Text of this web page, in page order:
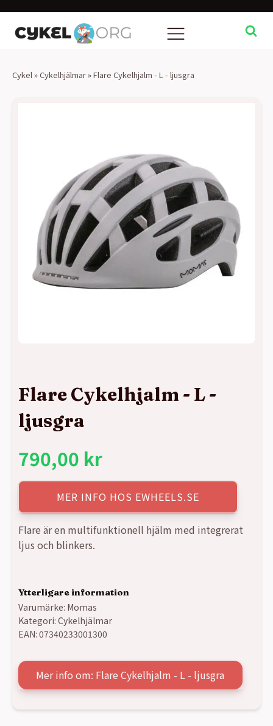
Cykel »Cykelhjälmar»Flare Cykelhjalm - L - ljusgra
Flare Cykelhjalm - L -
ljusgra
790,00 kr
MER INFO HOS EWHEELS.SE
Flare är en multifunktionell hjälm med integrerat
ljus och blinkers.
Ytterligare information
Varumärke: Momas
Kategori: Cykelhjälmar
EAN: 07340233001300
Mer info om: Flare Cykelhjalm - L - ljusgra